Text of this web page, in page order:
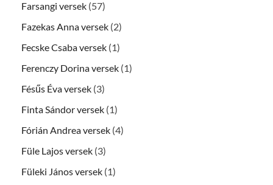
Farsangi versek (57)
Fazekas Anna versek (2)
Fecske Csaba versek (1)
Ferenczy Dorina versek (1)
Fésűs Éva versek (3)
Finta Sándor versek (1)
Fórián Andrea versek (4)
Füle Lajos versek (3)
Füleki János versek (1)